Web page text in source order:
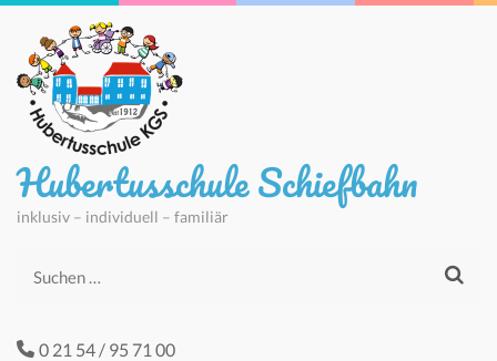
Hubertusschule Schiefbahn
inklusiv – individuell – familiär
Suchen
0 21 54 / 95 71 00